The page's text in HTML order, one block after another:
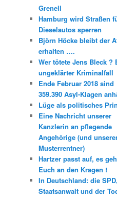
Grenell
Hamburg wird Straßen
Dieselautos sperren
Björn Höcke bleibt der
erhalten ….
Wer tötete Jens Bleck ?
ungeklärter Kriminalfall
Ende Februar 2018 sind
359.390 Asyl-Klagen
Lüge als politisches
Eine Nachricht unserer
Kanzlerin an pflegende
Angehörige (und
Musterrentner)
Hartzer passt auf, es
Euch an den Kragen !
In Deutschland: die
Staatsanwalt und der